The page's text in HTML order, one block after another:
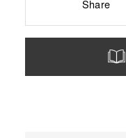
Share